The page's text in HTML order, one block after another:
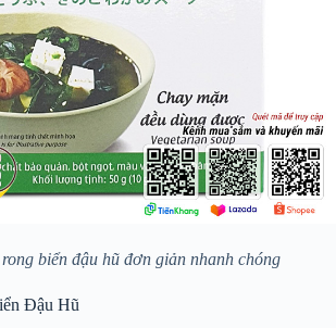
biển đậu hũ đơn giản nhanh chóng
Đậu Hũ